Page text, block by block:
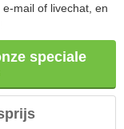
mail of livechat, en
speciale